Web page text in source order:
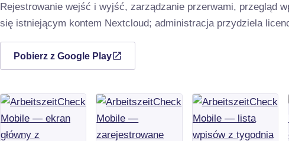
Rejestrowanie wejść i wyjść, zarządzanie przerwami, przegląd
się istniejącym kontem Nextcloud; administracja przydziela
Pobierz z Google Play